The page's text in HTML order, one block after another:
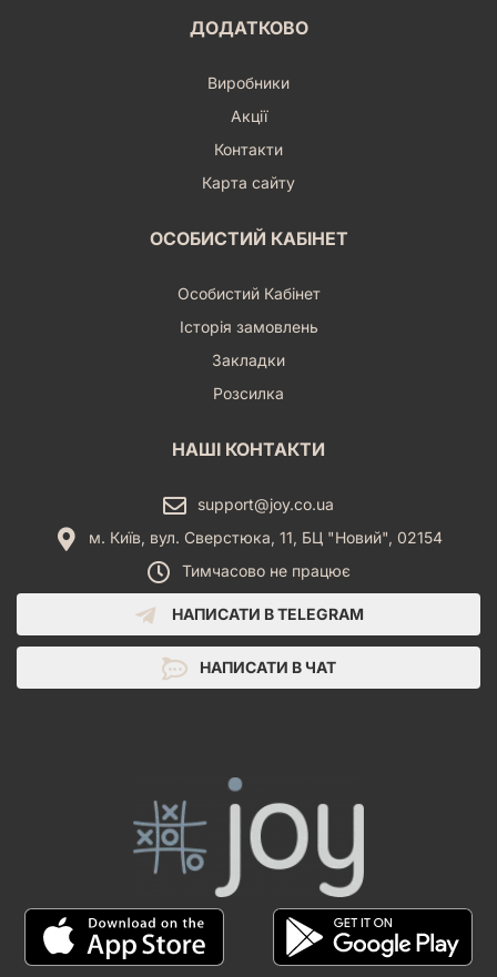
ДОДАТКОВО
Виробники
Акції
Контакти
Карта сайту
ОСОБИСТИЙ КАБІНЕТ
Особистий Кабінет
Історія замовлень
Закладки
Розсилка
НАШІ КОНТАКТИ
support@joy.co.ua
м. Київ, вул. Сверстюка, 11, БЦ "Новий", 02154
Тимчасово не працює
НАПИСАТИ В TELEGRAM
НАПИСАТИ В ЧАТ